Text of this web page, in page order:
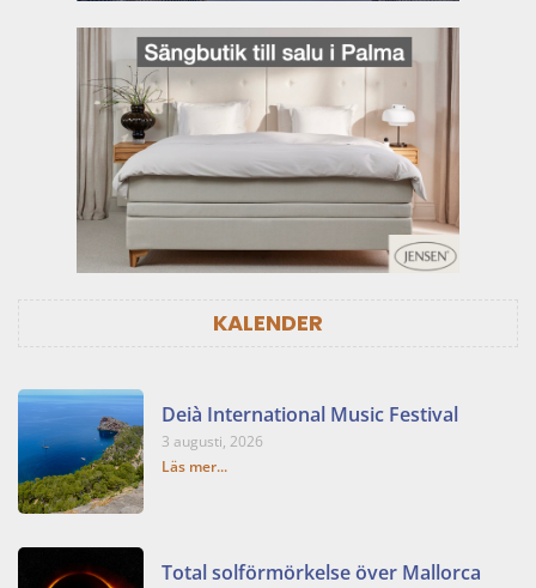
KALENDER
Deià International Music Festival
3 augusti, 2026
Läs mer...
Total solförmörkelse över Mallorca